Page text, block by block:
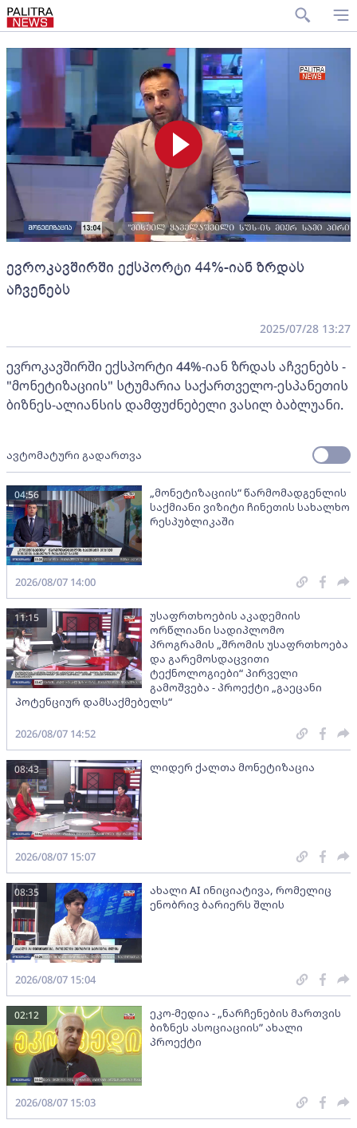
ევროკავშირში ექსპორტი 44%-იან ზრდას
აჩვენებს
2025/07/28 13:27
ევროკავშირში ექსპორტი 44%-იან ზრდას აჩვენებს -
"მონეტიზაციის" სტუმარია საქართველო-ესპანეთის
ბიზნეს-ალიანსის დამფუძნებელი ვასილ ბაბლუანი.
ავტომატური გადართვა
„მონეტიზაციის“ წარმომადგენლის
საქმიანი ვიზიტი ჩინეთის სახალხო
რესპუბლიკაში
04:56
2026/08/07 14:00
უსაფრთხოების აკადემიის
ორწლიანი სადიპლომო
პროგრამის „შრომის უსაფრთხოება
და გარემოსდაცვითი
ტექნოლოგიები“ პირველი
გამოშვება - პროექტი „გაეცანი
პოტენციურ დამსაქმებელს“
11:15
2026/08/07 14:52
ლიდერ ქალთა მონეტიზაცია
08:43
2026/08/07 15:07
ახალი AI ინიციატივა, რომელიც
ენობრივ ბარიერს შლის
08:35
2026/08/07 15:04
ეკო-მედია - „ნარჩენების მართვის
ბიზნეს ასოციაციის” ახალი
პროექტი
02:12
2026/08/07 15:03